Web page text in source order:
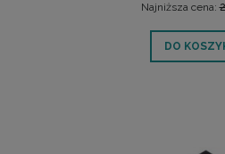
Najniższa cena:
DO